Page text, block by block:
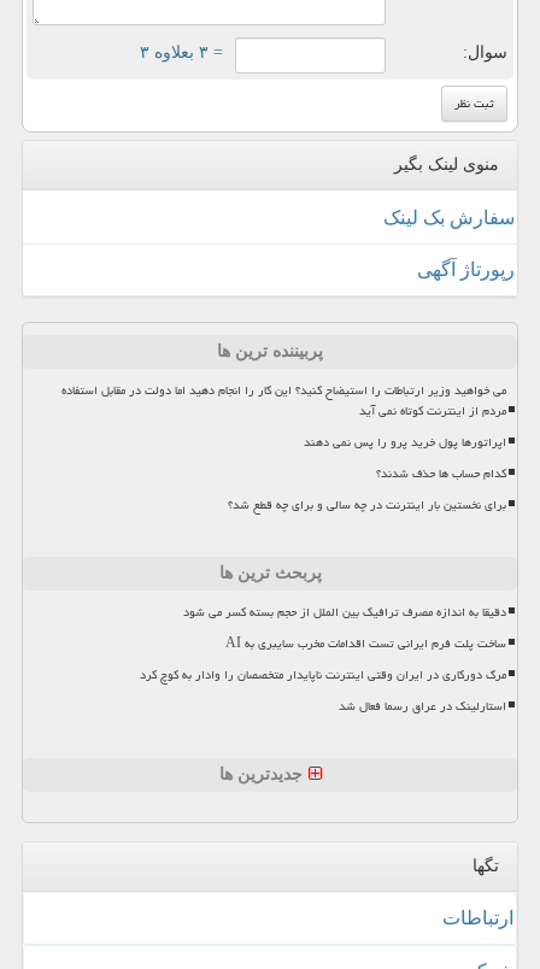
سوال: = ۳ بعلاوه ۳
منوی لینک بگیر
سفارش بک لینک
رپورتاژ آگهی
پربیننده ترین ها
می خواهید وزیر ارتباطات را استیضاح کنید؟ این کار را انجام دهید اما دولت در مقابل استفاده
مردم از اینترنت کوتاه نمی آید
اپراتورها پول خرید پرو را پس نمی دهند
کدام حساب ها حذف شدند؟
برای نخستین بار اینترنت در چه سالی و برای چه قطع شد؟
پربحث ترین ها
دقیقا به اندازه مصرف ترافیک بین الملل از حجم بسته کسر می شود
ساخت پلت فرم ایرانی تست اقدامات مخرب سایبری به AI
مرگ دورکاری در ایران وقتی اینترنت ناپایدار متخصصان را وادار به کوچ کرد
استارلینک در عراق رسما فعال شد
جدیدترین ها
تگها
ارتباطات